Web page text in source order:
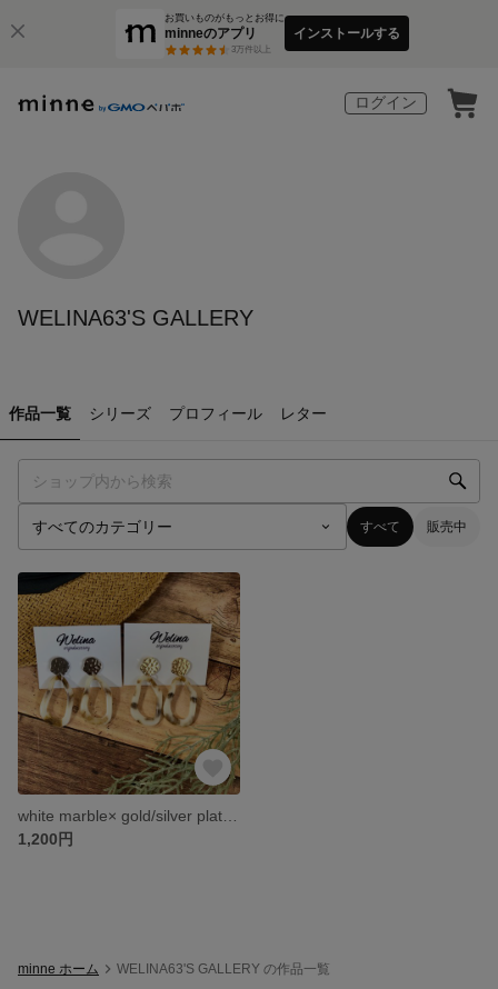
お買いものがもっとお得に
minneのアプリ
3万件以上
インストールする
ログイン
WELINA63'S GALLERY
作品一覧 シリーズ プロフィール レター
すべて 販売中
1,200円
minne ホーム WELINA63'S GALLERY の作品一覧